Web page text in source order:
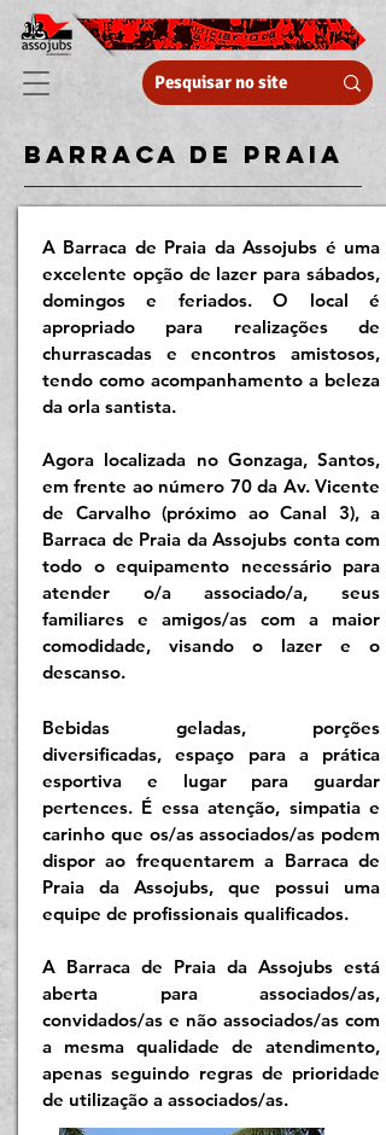
barraca de praia
A Barraca de Praia da Assojubs é uma
excelente opção de lazer para sábados,
domingos e feriados. O local é
apropriado para realizações de
churrascadas e encontros amistosos,
tendo como acompanhamento a beleza
da orla santista.
Agora localizada no Gonzaga, Santos,
em frente ao número 70 da Av. Vicente
de Carvalho (próximo ao Canal 3), a
Barraca de Praia da Assojubs conta com
todo o equipamento necessário para
atender o/a associado/a, seus
familiares e amigos/as com a maior
comodidade, visando o lazer e o
descanso.
Bebidas geladas, porções
diversificadas, espaço para a prática
esportiva e lugar para guardar
pertences. É essa atenção, simpatia e
carinho que os/as associados/as podem
dispor ao frequentarem a Barraca de
Praia da Assojubs, que possui uma
equipe de profissionais qualificados.
A Barraca de Praia da Assojubs está
aberta para associados/as,
convidados/as e não associados/as com
a mesma qualidade de atendimento,
apenas seguindo regras de prioridade
de utilização a associados/as.